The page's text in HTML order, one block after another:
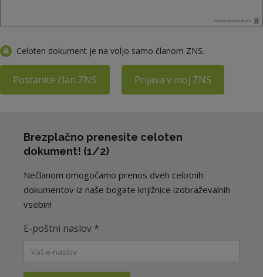
Celoten dokument je na voljo samo članom ZNS.
Postanite član ZNS Prijava v moj ZNS
Brezplačno prenesite celoten
dokument! (1/2)
Nečlanom omogočamo prenos dveh celotnih
dokumentov iz naše bogate knjižnice izobraževalnih
vsebin!
E-poštni naslov *